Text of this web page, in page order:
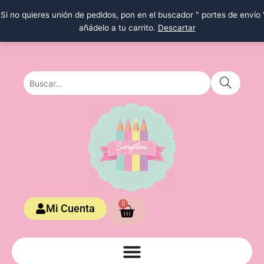
Si no quieres unión de pedidos, pon en el buscador " portes de envío
añádelo a tu carrito. Descartar
al
Mi Cuenta 0
Carrito